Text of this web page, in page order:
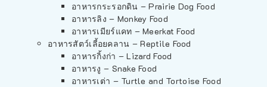
อาหารกระรอกดิน – Prairie Dog Food
อาหารลิง – Monkey Food
อาหารเมียร์แคท – Meerkat Food
อาหารสัตว์เลี้อยคลาน – Reptile Food
อาหารกิ้งก่า – Lizard Food
อาหารงู – Snake Food
อาหารเต่า – Turtle and Tortoise Food